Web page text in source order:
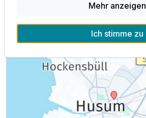
Zusatznächte
Für 5 Tage
Mehr anzeigen
Ich stimme zu